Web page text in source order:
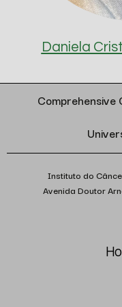
Daniela
Comprehensive
Instituto do
Avenida Doutor